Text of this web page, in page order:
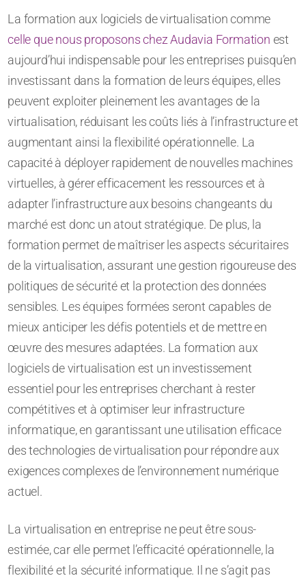
La formation aux logiciels de virtualisation comme
celle que nous proposons chez Audavia Formation est
aujourd’hui indispensable pour les entreprises puisqu’en
investissant dans la formation de leurs équipes, elles
peuvent exploiter pleinement les avantages de la
virtualisation, réduisant les coûts liés à l’infrastructure et
augmentant ainsi la flexibilité opérationnelle. La
capacité à déployer rapidement de nouvelles machines
virtuelles, à gérer efficacement les ressources et à
adapter l’infrastructure aux besoins changeants du
marché est donc un atout stratégique. De plus, la
formation permet de maîtriser les aspects sécuritaires
de la virtualisation, assurant une gestion rigoureuse des
politiques de sécurité et la protection des données
sensibles. Les équipes formées seront capables de
mieux anticiper les défis potentiels et de mettre en
œuvre des mesures adaptées. La formation aux
logiciels de virtualisation est un investissement
essentiel pour les entreprises cherchant à rester
compétitives et à optimiser leur infrastructure
informatique, en garantissant une utilisation efficace
des technologies de virtualisation pour répondre aux
exigences complexes de l’environnement numérique
actuel.
La virtualisation en entreprise ne peut être sous-
estimée, car elle permet l’efficacité opérationnelle, la
flexibilité et la sécurité informatique. Il ne s’agit pas